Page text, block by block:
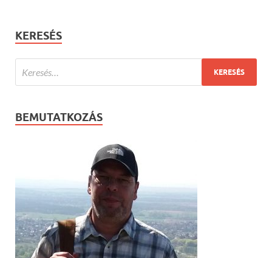
KERESÉS
BEMUTATKOZÁS